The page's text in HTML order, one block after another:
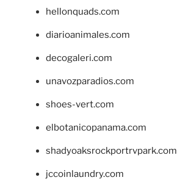
hellonquads.com
diarioanimales.com
decogaleri.com
unavozparadios.com
shoes-vert.com
elbotanicopanama.com
shadyoaksrockportrvpark.com
jccoinlaundry.com